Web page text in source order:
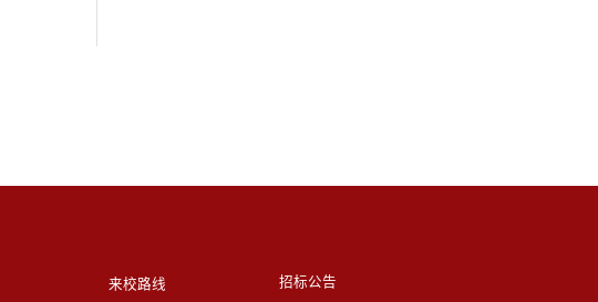
来校路线 招标公告